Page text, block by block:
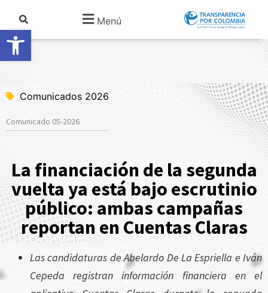
Abrir barra de herramientas
Menú
Comunicados 2026
Comunicado 05-2026
La financiación de la segunda
vuelta ya está bajo escrutinio
público: ambas campañas
reportan en Cuentas Claras
Las candidaturas de Abelardo De La Espriella e Iván
Cepeda registran información financiera en el